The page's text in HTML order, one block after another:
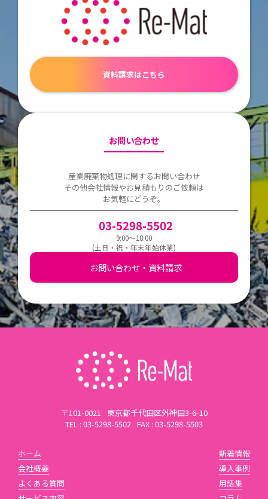
資料請求はこちら
お問い合わせ
産業廃棄物処理に関するお問い合わせ
その他会社情報やお見積もりのご依頼は
お気軽にどうぞ。
03-5298-5502
9:00～18:00
(土日・祝・年末年始休業)
お問い合わせ・資料請求
〒101-0021
東京都千代田区外神田3-6-10
TEL : 03-5298-5502 FAX : 03-5298-5503
ホーム
会社概要
よくある質問
新着情報
導入事例
用語集